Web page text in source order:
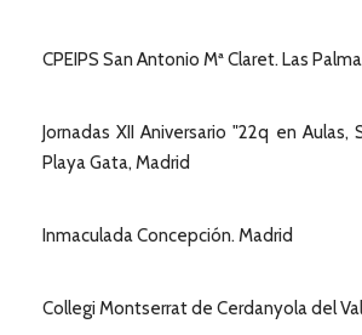
CPEIPS San Antonio Mª Claret. Las
Jornadas XII Aniversario "22q en Aulas,
Playa Gata, Madrid
Inmaculada Concepción. Madrid
Collegi Montserrat de Cerdanyola del